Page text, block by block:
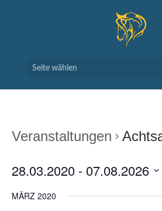
Seite wählen
Veranstaltungen
28.03.2020 - 07.08.2026
wählen.
MÄRZ 2020